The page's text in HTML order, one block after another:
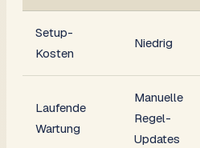
Setup-
Kosten
Niedrig
Laufende
Wartung
Manuelle
Regel-
Updates